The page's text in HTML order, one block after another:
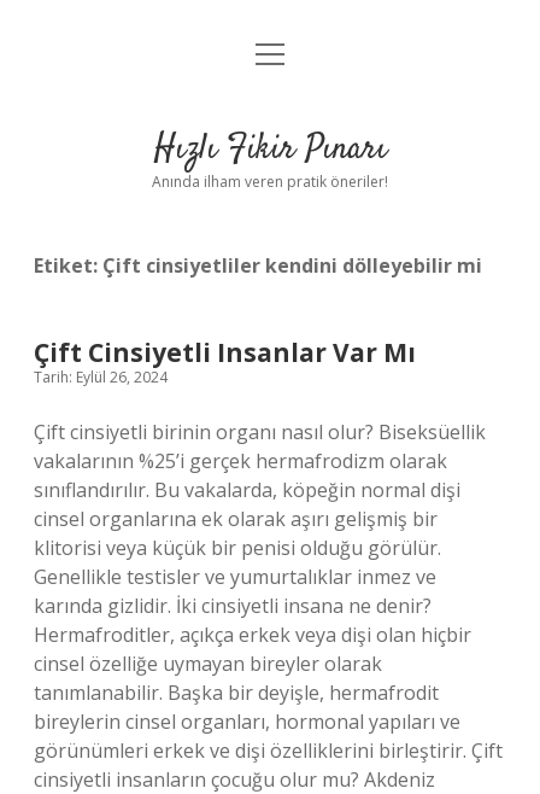
Anasayfa
Yasal Uyarı
menüyü
Hızlı Fikir Pınarı
Anında ilham veren pratik öneriler!
Etiket: Çift cinsiyetliler kendini dölleyebilir mi
Çift Cinsiyetli Insanlar Var Mı
Tarih: Eylül 26, 2024
Çift cinsiyetli birinin organı nasıl olur? Biseksüellik
vakalarının %25’i gerçek hermafrodizm olarak
sınıflandırılır. Bu vakalarda, köpeğin normal dişi
cinsel organlarına ek olarak aşırı gelişmiş bir
klitorisi veya küçük bir penisi olduğu görülür.
Genellikle testisler ve yumurtalıklar inmez ve
karında gizlidir. İki cinsiyetli insana ne denir?
Hermafroditler, açıkça erkek veya dişi olan hiçbir
cinsel özelliğe uymayan bireyler olarak
tanımlanabilir. Başka bir deyişle, hermafrodit
bireylerin cinsel organları, hormonal yapıları ve
görünümleri erkek ve dişi özelliklerini birleştirir. Çift
cinsiyetli insanların çocuğu olur mu? Akdeniz